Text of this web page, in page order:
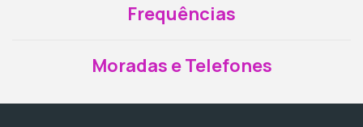
Frequências
Moradas e Telefones